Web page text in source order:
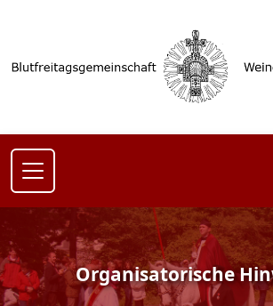
Organisatorische